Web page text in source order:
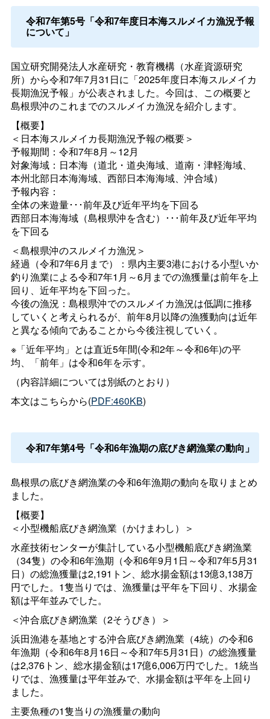
令和7年第5号「令和7年度日本海スルメイカ漁況予報
について」
国立研究開発法人水産研究・教育機構（水産資源研究
所）から令和7年7月31日に「2025年度日本海スルメイカ
長期漁況予報」が公表されました。今回は、この概要と
島根県沖のこれまでのスルメイカ漁況を紹介します。
【概要】
＜日本海スルメイカ長期漁況予報の概要＞
予報期間：令和7年8月～12月
対象海域：日本海（道北・道央海域、道南・津軽海域、
本州北部日本海海域、西部日本海海域、沖合域）
予報内容：
全体の来遊量･･･前年及び近年平均を下回る
西部日本海海域（島根県沖を含む）･･･前年及び近年平均
を下回る
＜島根県沖のスルメイカ漁況＞
経過（令和7年6月まで）：県内主要3港における小型いか
釣り漁業による令和7年1月～6月までの漁獲量は前年を上
回り、近年平均を下回った。
今後の漁況：島根県沖でのスルメイカ漁況は低調に推移
していくと考えられるが、前年8月以降の漁獲動向は近年
と異なる傾向であることから今後注視していく。
※「近年平均」とは直近5年間(令和2年～令和6年)の平
均、「前年」は令和6年を示す。
（内容詳細については別紙のとおり）
本文はこちらから(PDF:460KB)
令和7年第4号「令和6年漁期の底びき網漁業の動向」
島根県の底びき網漁業の令和6年漁期の動向を取りまとめ
ました。
【概要】
＜小型機船底びき網漁業（かけまわし）＞
水産技術センターが集計している小型機船底びき網漁業
（34隻）の令和6年漁期（令和6年9月1日～令和7年5月31
日）の総漁獲量は2,191トン、総水揚金額は13億3,138万
円でした。1隻当りでは、漁獲量は平年を下回り、水揚金
額は平年並みでした。
＜沖合底びき網漁業（2そうびき）＞
浜田漁港を基地とする沖合底びき網漁業（4統）の令和6
年漁期（令和6年8月16日～令和7年5月31日）の総漁獲量
は2,376トン、総水揚金額は17億6,006万円でした。1統当
りでは、漁獲量は平年並みで、水揚金額は平年を上回り
ました。
主要魚種の1隻当りの漁獲量の動向